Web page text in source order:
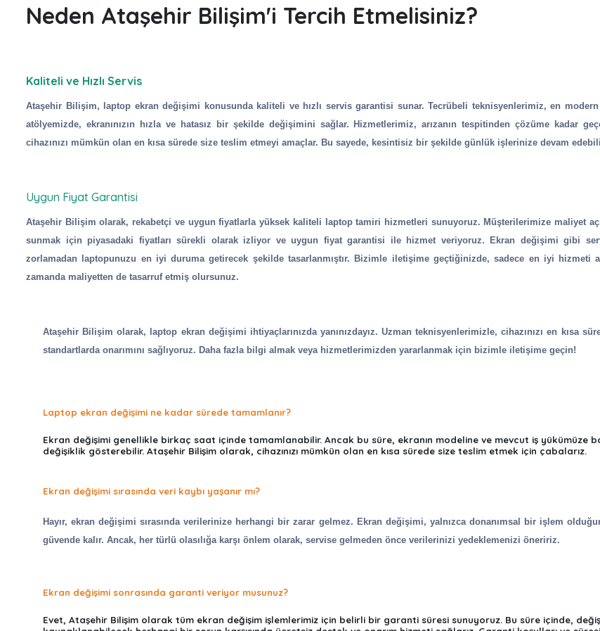
Neden Ataşehir Bilişim'i Tercih Etmelisiniz?
Kaliteli ve Hızlı Servis
Ataşehir Bilişim, laptop ekran değişimi konusunda kaliteli ve hızlı servis garantisi sunar. Tecrübeli teknisyenlerimiz, en modern
atölyemizde, ekranınızın hızla ve hatasız bir şekilde değişimini sağlar. Hizmetlerimiz, arızanın tespitinden çözüme kadar
cihazınızı mümkün olan en kısa sürede size teslim etmeyi amaçlar. Bu sayede, kesintisiz bir şekilde günlük işlerinize devam
Uygun Fiyat Garantisi
Ataşehir Bilişim olarak, rekabetçi ve uygun fiyatlarla yüksek kaliteli laptop tamiri hizmetleri sunuyoruz. Müşterilerimize maliyet
sunmak için piyasadaki fiyatları sürekli olarak izliyor ve uygun fiyat garantisi ile hizmet veriyoruz. Ekran değişimi gibi
zorlamadan laptopunuzu en iyi duruma getirecek şekilde tasarlanmıştır. Bizimle iletişime geçtiğinizde, sadece en iyi hizmeti
zamanda maliyetten de tasarruf etmiş olursunuz.
Ataşehir Bilişim olarak, laptop ekran değişimi ihtiyaçlarınızda yanınızdayız. Uzman teknisyenlerimizle, cihazınızı en kısa
standartlarda onarımını sağlıyoruz. Daha fazla bilgi almak veya hizmetlerimizden yararlanmak için bizimle iletişime geçin!
Laptop ekran değişimi ne kadar sürede tamamlanır?
Ekran değişimi genellikle birkaç saat içinde tamamlanabilir. Ancak bu süre, ekranın modeline ve mevcut iş yükümüze
değişiklik gösterebilir. Ataşehir Bilişim olarak, cihazınızı mümkün olan en kısa sürede size teslim etmek için çabalarız.
Ekran değişimi sırasında veri kaybı yaşanır mı?
Hayır, ekran değişimi sırasında verilerinize herhangi bir zarar gelmez. Ekran değişimi, yalnızca donanımsal bir işlem
güvende kalır. Ancak, her türlü olasılığa karşı önlem olarak, servise gelmeden önce verilerinizi yedeklemenizi öneririz.
Ekran değişimi sonrasında garanti veriyor musunuz?
Evet, Ataşehir Bilişim olarak tüm ekran değişim işlemlerimiz için belirli bir garanti süresi sunuyoruz. Bu süre içinde,